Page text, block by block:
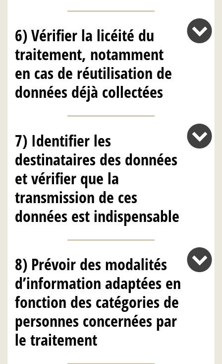
6) Vérifier la licéité du
traitement, notamment
en cas de réutilisation de
données déjà collectées
7) Identifier les
destinataires des données
et vérifier que la
transmission de ces
données est indispensable
8) Prévoir des modalités
d’information adaptées en
fonction des catégories de
personnes concernées par
le traitement